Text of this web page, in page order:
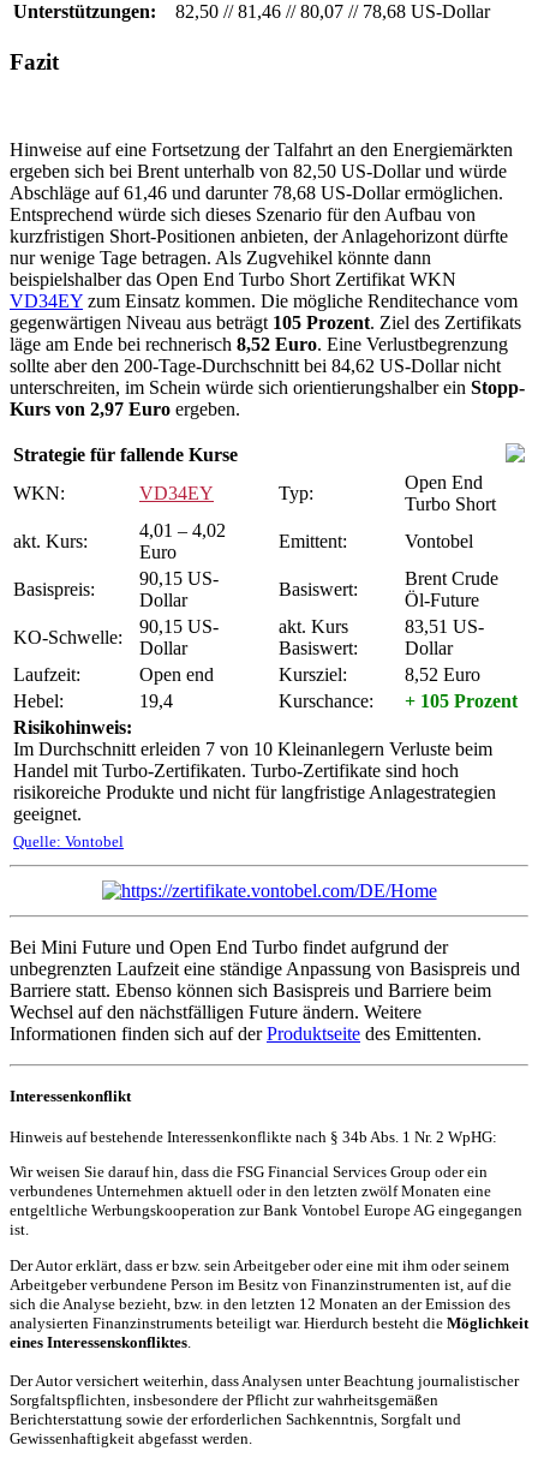
Unterstützungen:
82,50 //81,46 //80,07 //78,68 US-Dollar
Fazit
Hinweise auf eine Fortsetzung der Talfahrt an den Energiemärkten
ergeben sich bei Brent unterhalb von 82,50 US-Dollar und würde
Abschläge auf 61,46 und darunter 78,68 US-Dollar ermöglichen.
Entsprechend würde sich dieses Szenario für den Aufbau von
kurzfristigen Short-Positionen anbieten, der Anlagehorizont dürfte
nur wenige Tage betragen. Als Zugvehikel könnte dann
beispielshalber das Open End Turbo Short Zertifikat WKN
VD34EY zum Einsatz kommen. Die mögliche Renditechance vom
gegenwärtigen Niveau aus beträgt 105 Prozent. Ziel des Zertifikats
läge am Ende bei rechnerisch 8,52 Euro. Eine Verlustbegrenzung
sollte aber den 200-Tage-Durchschnitt bei 84,62 US-Dollar nicht
unterschreiten, im Schein würde sich orientierungshalber ein Stopp-
Kurs von 2,97 Euro ergeben.
Strategie für fallende Kurse
WKN:
VD34EY Typ:
Open End
Turbo Short
akt. Kurs:
4,01 – 4,02
Euro
Emittent: Vontobel
Basispreis:
90,15 US-
Dollar
Basiswert:
Brent Crude
Öl-Future
KO-Schwelle:
90,15 US-
Dollar
akt. Kurs
Basiswert:
83,51 US-
Dollar
Laufzeit:
Open end Kursziel:
8,52 Euro
Hebel:
19,4 Kurschance:
+ 105 Prozent
Risikohinweis:
Im Durchschnitt erleiden 7 von 10 Kleinanlegern Verluste beim
Handel mit Turbo-Zertifikaten. Turbo-Zertifikate sind hoch
risikoreiche Produkte und nicht für langfristige Anlagestrategien
geeignet.
Quelle: Vontobel
Bei Mini Future und Open End Turbo findet aufgrund der
unbegrenzten Laufzeit eine ständige Anpassung von Basispreis und
Barriere statt. Ebenso können sich Basispreis und Barriere beim
Wechsel auf den nächstfälligen Future ändern. Weitere
Informationen finden sich auf derProduktseite des Emittenten.
Interessenkonflikt
Hinweis auf bestehende Interessenkonflikte nach § 34b Abs. 1 Nr. 2 WpHG:
Wir weisen Sie darauf hin, dass die FSG Financial Services Group oder ein
verbundenes Unternehmen aktuell oder in den letzten zwölf Monaten eine
entgeltliche Werbungskooperation zur Bank Vontobel Europe AG eingegangen
ist.
Der Autor erklärt, dass er bzw. sein Arbeitgeber oder eine mit ihm oder seinem
Arbeitgeber verbundene Person im Besitz von Finanzinstrumenten ist, auf die
sich die Analyse bezieht, bzw. in den letzten 12 Monaten an der Emission des
analysierten Finanzinstruments beteiligt war. Hierdurch besteht die Möglichkeit
eines Interessenskonfliktes
Der Autor versichert weiterhin, dass Analysen unter Beachtung journalistischer
Sorgfaltspflichten, insbesondere der Pflicht zur wahrheitsgemäßen
Berichterstattung sowie der erforderlichen Sachkenntnis, Sorgfalt und
Gewissenhaftigkeit abgefasst werden.